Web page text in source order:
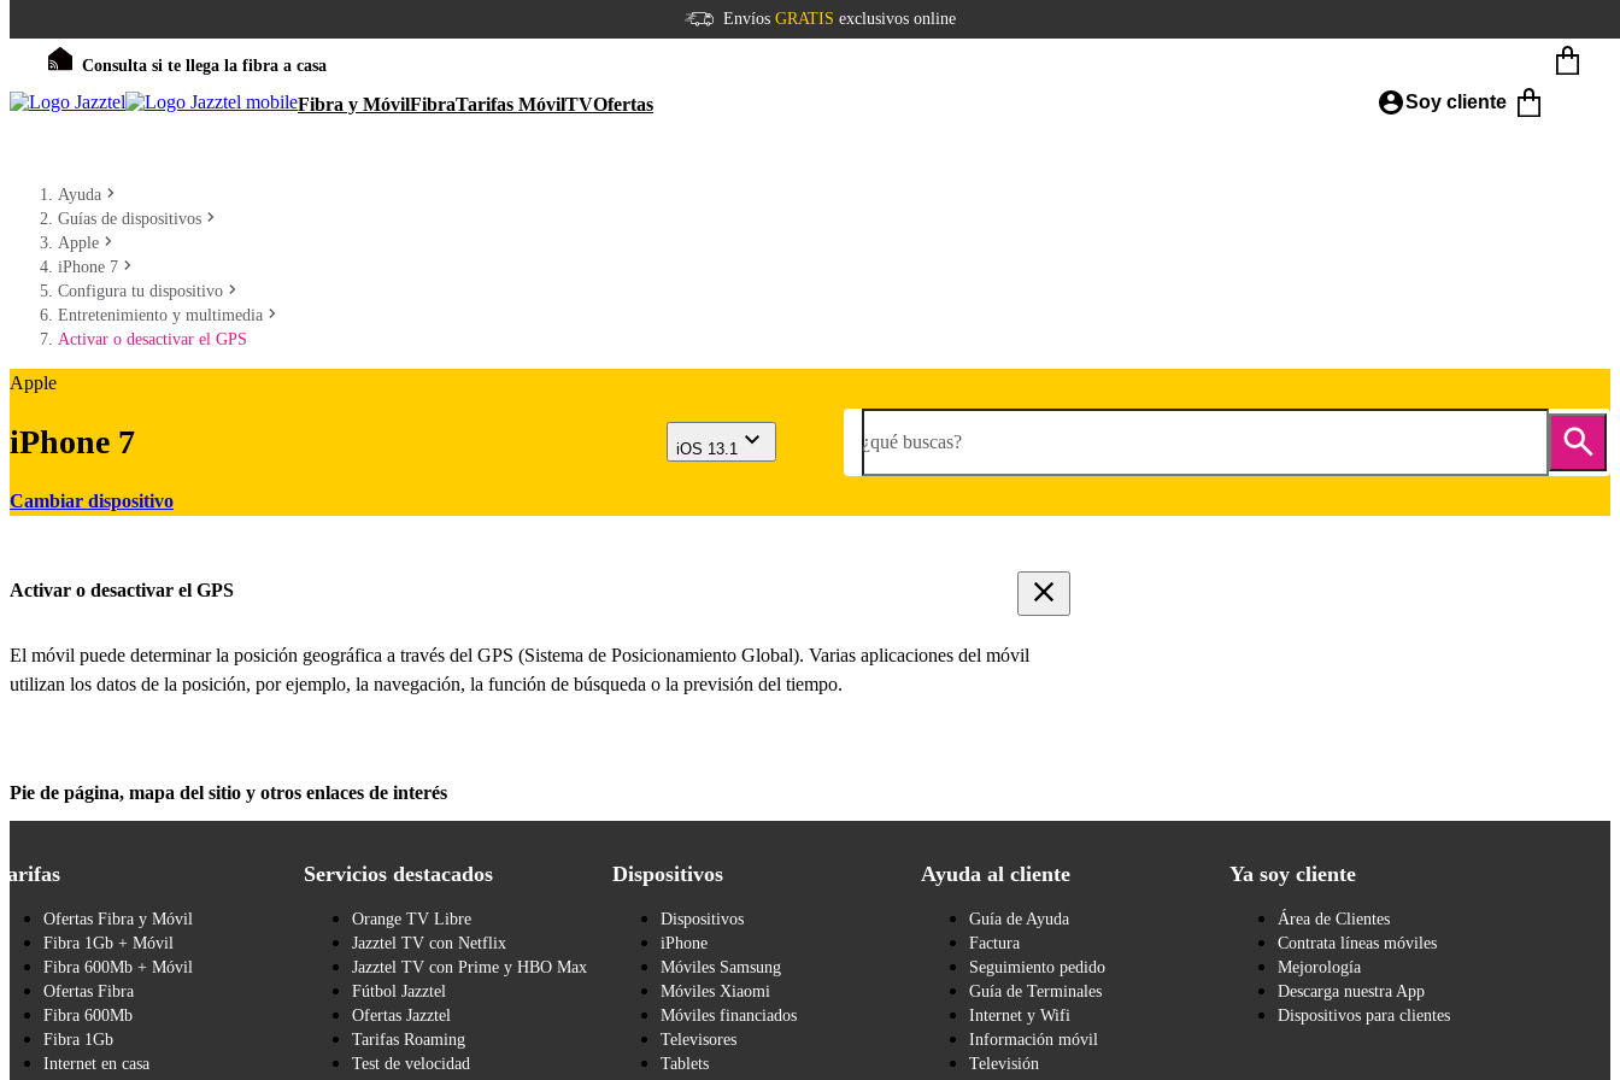
Envíos GRATIS exclusivos online
Consulta si te llega la fibra a casa
Fibra y MóvilFibraTarifas MóvilTVOfertas Soy cliente
Ayuda
Guías de dispositivos
Apple
iPhone 7
Configura tu dispositivo
Entretenimiento y multimedia
Activar o desactivar el GPS
Apple
iPhone 7
Cambiar dispositivo
iOS 13.1 ¿qué buscas?
Activar o desactivar el GPS
El móvil puede determinar la posición geográfica a través del GPS (Sistema de Posicionamiento Global). Varias aplicaciones del móvil
utilizan los datos de la posición, por ejemplo, la navegación, la función de búsqueda o la previsión del tiempo.
Pie de página, mapa del sitio y otros enlaces de interés
Ofertas Fibra y Móvil
Fibra 1Gb + Móvil
Fibra 600Mb + Móvil
Ofertas Fibra
Fibra 600Mb
Fibra 1Gb
Internet en casa
Servicios destacados
Orange TV Libre
Jazztel TV con Netflix
Jazztel TV con Prime y HBO Max
Fútbol Jazztel
Ofertas Jazztel
Tarifas Roaming
Test de velocidad
Dispositivos
Dispositivos
iPhone
Móviles Samsung
Móviles Xiaomi
Móviles financiados
Televisores
Tablets
Ayuda al cliente
Guía de Ayuda
Factura
Seguimiento pedido
Guía de Terminales
Internet y Wifi
Información móvil
Televisión
Ya soy cliente
Área de Clientes
Contrata líneas móviles
Mejorología
Descarga nuestra App
Dispositivos para clientes